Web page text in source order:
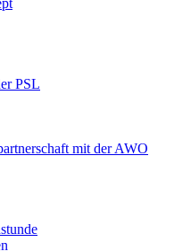
PSL
mit der AWO